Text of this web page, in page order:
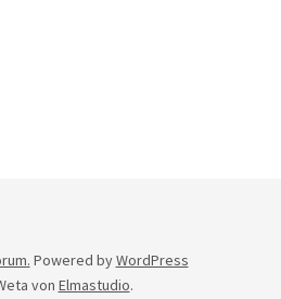
Powered byWordPress
von Elmastudio.